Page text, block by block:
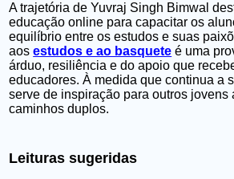
A trajetória de Yuvraj Singh Bimwal
educação online para capacitar os
equilíbrio entre os estudos e suas
aosestudos e ao basquete é uma
árduo, resiliência e do apoio que
educadores. À medida que continua a
serve de inspiração para outros jovens
caminhos duplos.
Leituras sugeridas